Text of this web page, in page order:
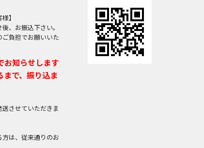
】
、お振込下さい。
ご負担でお願いいた
お知らせします
まで、振り込ま
させていただきま
は、従来通りのお